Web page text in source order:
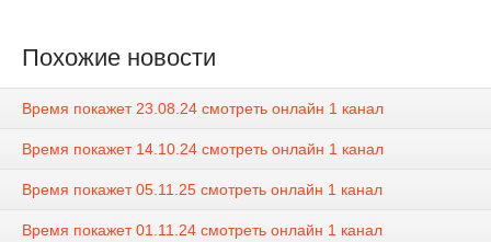
Похожие новости
Время покажет 23.08.24 смотреть онлайн 1 канал
Время покажет 14.10.24 смотреть онлайн 1 канал
Время покажет 05.11.25 смотреть онлайн 1 канал
Время покажет 01.11.24 смотреть онлайн 1 канал